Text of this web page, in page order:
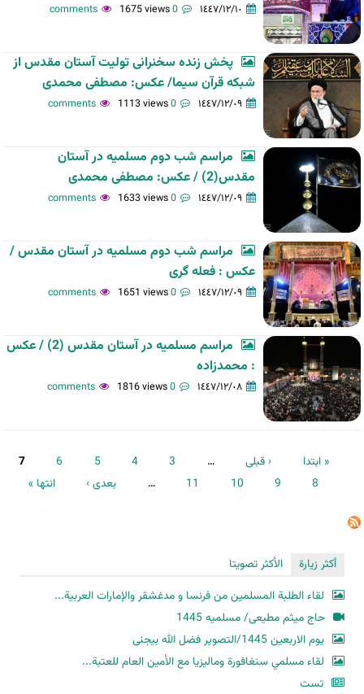
١٤٤٧/١٢/١٠ 0 comments
1675 views
پخش زنده سخنرانی تولیت آستان مقدس از
شبکه قرآن سیما/ عکس: مصطفی محمدی
١٤٤٧/١٢/٠٩ 0 comments
1113 views
مراسم شب دوم مسلمیه در آستان
مقدس(2) / عکس: مصطفی محمدی
١٤٤٧/١٢/٠٩ 0 comments
1633 views
مراسم شب دوم مسلمیه در آستان مقدس /
عکس : فعله گری
١٤٤٧/١٢/٠٩ 0 comments
1651 views
مراسم مسلمیه در آستان مقدس (2) / عکس
: محمدزاده
١٤٤٧/١٢/٠٨ 0 comments
1816 views
الصفحات
« ابتدا ‹ قبلی …
3
4
5
6
7
8
9
10
11
… بعدی › انتها »
أكثر زيارة
الأكثر تصويتا
لقاء الطلبة المسلمين من فرنسا و مدغشقر والإمارات العربية...
حاج میثم مطیعی/ مسلمیه 1445
یوم الاربعین 1445/التصویر فضل الله بیجنی
لقاء مسلمي سنغافورة وماليزيا مع الأمين العام للعتبة...
تست